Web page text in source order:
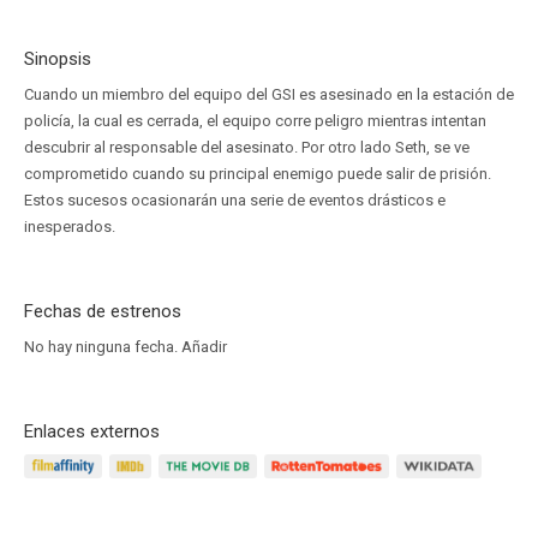
Sinopsis
Cuando un miembro del equipo del GSI es asesinado en la estación de
policía, la cual es cerrada, el equipo corre peligro mientras intentan
descubrir al responsable del asesinato. Por otro lado Seth, se ve
comprometido cuando su principal enemigo puede salir de prisión.
Estos sucesos ocasionarán una serie de eventos drásticos e
inesperados.
Fechas de estrenos
No hay ninguna fecha. Añadir
Enlaces externos